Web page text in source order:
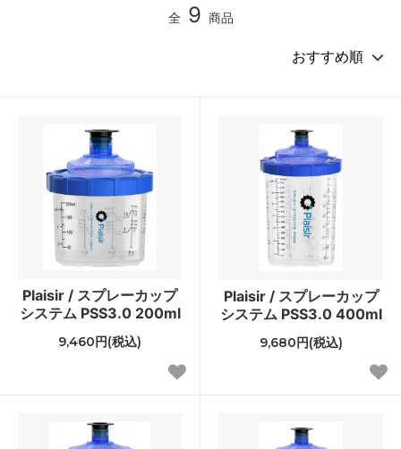
全 9 商品
Plaisir / スプレーカップ
システム PSS3.0 200ml
9,460円(税込)
Plaisir / スプレーカップ
システム PSS3.0 400ml
9,680円(税込)